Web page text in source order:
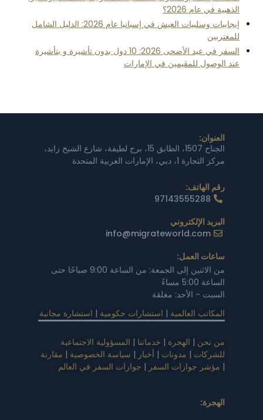
الذهبية في عام 2026؟
إيجابيات وسلبيات العيش في إسبانيا عام 2026: الدليل الشامل
للمغتربين
السفر في عيد الأضحى 2026: 10 دول بدون تأشيرة و بتأشيرة
عند الوصول للمقيمين في الإمارات
العنوان:
الجناح 1507، الطابق 15، برج لطيفة، شارع الشيخ زايد،
مركز التجارة 1، دبي، الإمارات العربية المتحدة
رقم الهاتف:
97143555288
البريد الإلكتروني
info@migrateworld.com
ساعات العمل:
من الاثنين إلى الجمعة: من الساعة 9:00 صباحًا حتى
الساعة 5:00 مساءً
السبت - الأحد: مغلقة
المكاتب العالمية | استشارات حكومية | استشارة مجانية
من نحن | الهجرة | خدماتنا | المسؤولية الاجتماعية
للشركات | مدونات | أخبار | سياسة الخصوصية | مقارنة
| مؤشر جوازات السفر | جوازات السفر في العالم
الهجرة: